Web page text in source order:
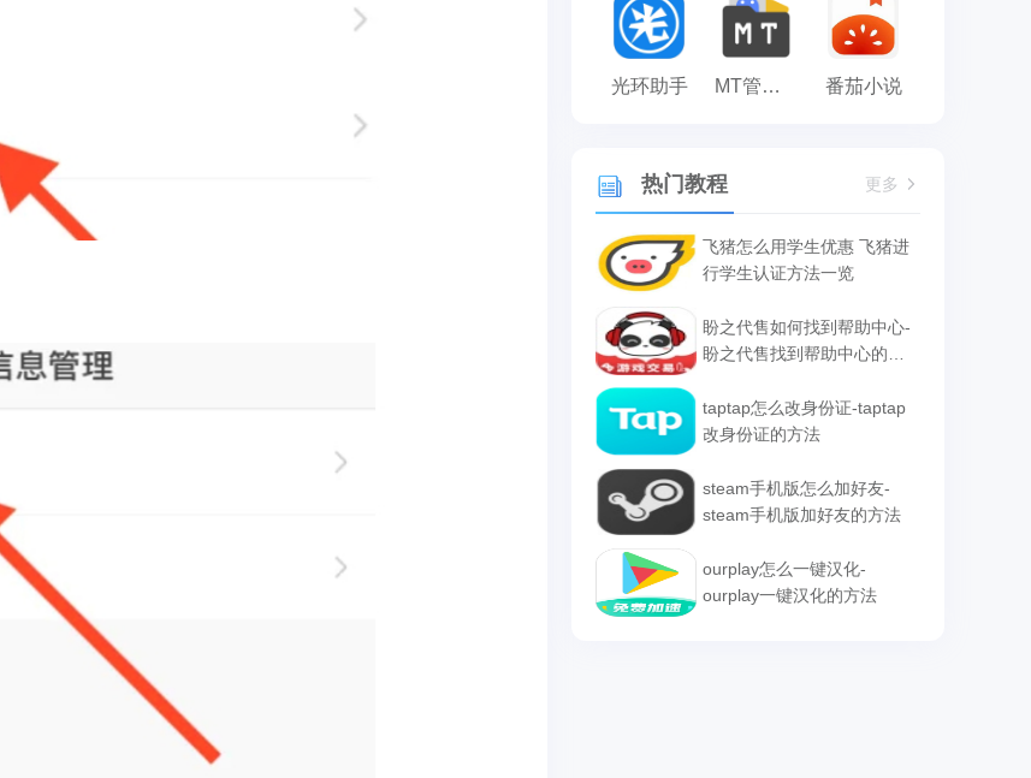
光环助手 MT管理器 番茄小说
热门教程 更多
飞猪怎么用学生优惠 飞猪进
行学生认证方法一览
盼之代售如何找到帮助中心-
盼之代售找到帮助中心的方
taptap怎么改身份证-taptap
改身份证的方法
steam手机版怎么加好友-
steam手机版加好友的方法
ourplay怎么一键汉化-
ourplay一键汉化的方法